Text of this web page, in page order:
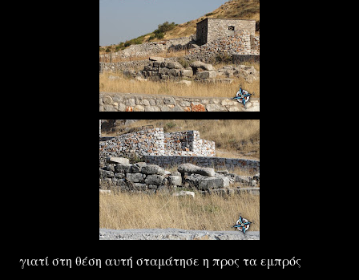
γιατί στη θέση αυτή σταμάτησε η προς τα εμπρός